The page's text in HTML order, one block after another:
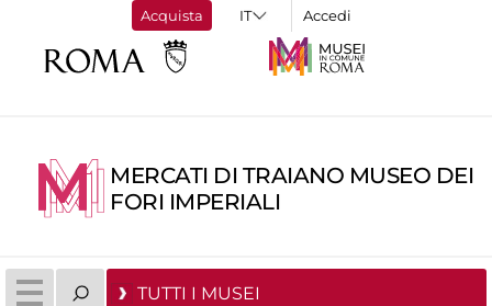
Acquista Accedi
MERCATI DI TRAIANO MUSEO DEI
FORI IMPERIALI
TUTTI I MUSEI